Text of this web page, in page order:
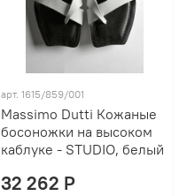
арт. 1615/859/001
Massimo Dutti Кожаные
босоножки на высоком
каблуке - STUDIO, белый
32 262 P